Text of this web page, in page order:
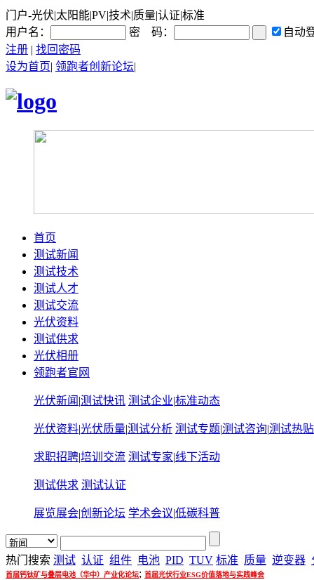
门户-光伏|太阳能|PV|技术|质量|认证|标准
用户名：
密 码：
自动
注册 | 找回密码
设为首页| 领跑者创新论坛|
首页
测试新闻
测试技术
测试人才
测试交流
光伏资料
测试供求
光伏相册
领跑者官网
光伏新闻 |测试快讯 测试企业|标准动态
光伏资料|光伏质量|测试分析 测试专题|测试咨询|测试热贴
求职招聘|培训交流 测试专家|线下活动
测试供求 测试认证
展览展会|创新论坛 学术会议|低碳科普
热门搜索 测试 认证 组件 电池 PID TUV 标准 质量 逆变器
首届钙钛矿与叠层电池（华中）产业化论坛; 首届光伏行业ESG价值落地与实践峰会